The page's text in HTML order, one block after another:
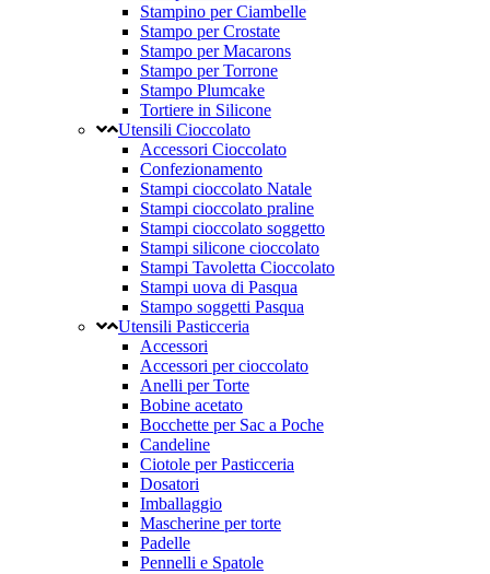
Stampino per Ciambelle
Stampo per Crostate
Stampo per Macarons
Stampo per Torrone
Stampo Plumcake
Tortiere in Silicone
Utensili Cioccolato
Accessori Cioccolato
Confezionamento
Stampi cioccolato Natale
Stampi cioccolato praline
Stampi cioccolato soggetto
Stampi silicone cioccolato
Stampi Tavoletta Cioccolato
Stampi uova di Pasqua
Stampo soggetti Pasqua
Utensili Pasticceria
Accessori
Accessori per cioccolato
Anelli per Torte
Bobine acetato
Bocchette per Sac a Poche
Candeline
Ciotole per Pasticceria
Dosatori
Imballaggio
Mascherine per torte
Padelle
Pennelli e Spatole